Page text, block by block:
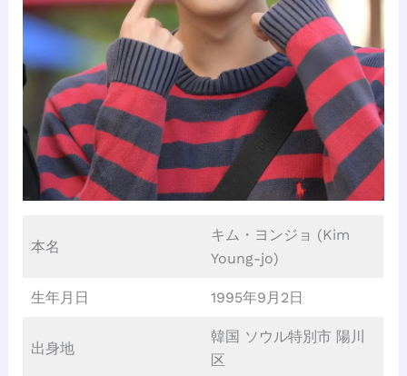
本名
キム・ヨンジョ (Kim
Young-jo)
生年月日 1995年9月2日
出身地
韓国 ソウル特別市 陽川
区